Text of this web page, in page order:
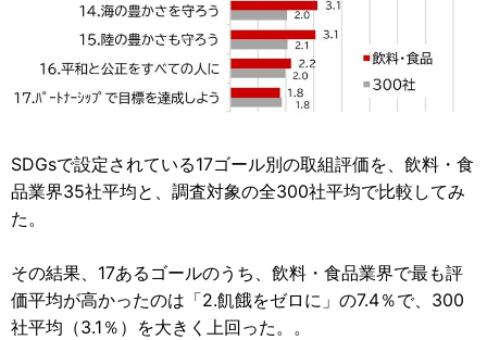
SDGsで設定されている17ゴール別の取組評価を、飲料・食
品業界35社平均と、調査対象の全300社平均で比較してみ
た。
その結果、17あるゴールのうち、飲料・食品業界で最も評
価平均が高かったのは「2.飢餓をゼロに」の7.4％で、300
社平均（3.1％）を大きく上回った。。